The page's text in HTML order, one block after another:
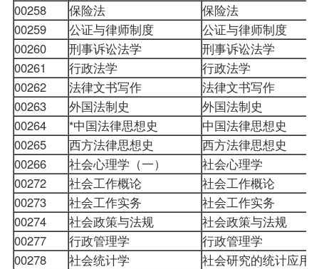
00258
保险法 保险法
00259
公证与律师制度 公证与律师制度
00260
刑事诉讼法学 刑事诉讼法学
00261
行政法学 行政法学
00262
法律文书写作 法律文书写作
00263
外国法制史 外国法制史
00264
*中国法律思想史 中国法律思想史
00265
西方法律思想史 西方法律思想史
00266
社会心理学（一） 社会心理学
00272
社会工作概论 社会工作概论
00273
社会工作实务 社会工作实务
00274
社会政策与法规 社会政策与法规
00277
行政管理学 行政管理学
00278
社会统计学 社会研究的统计应用